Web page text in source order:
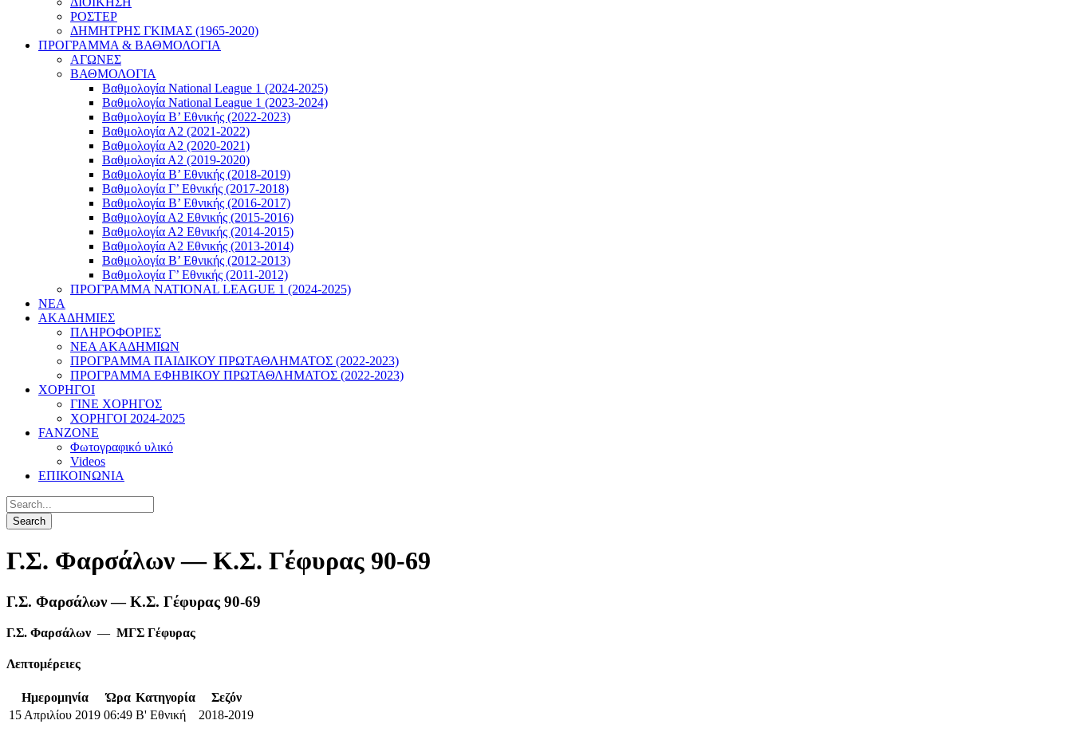
ΡΟΣΤΕΡ
ΔΗΜΗΤΡΗΣ ΓΚΙΜΑΣ (1965-2020)
ΠΡΟΓΡΑΜΜΑ & ΒΑΘΜΟΛΟΓΙΑ
ΑΓΩΝΕΣ
ΒΑΘΜΟΛΟΓΙΑ
Βαθμολογία National League 1 (2024-2025)
Βαθμολογία National League 1 (2023-2024)
Βαθμολογία Β’ Εθνικής (2022-2023)
Βαθμολογία Α2 (2021-2022)
Βαθμολογία Α2 (2020-2021)
Βαθμολογία Α2 (2019-2020)
Βαθμολογία B’ Εθνικής (2018-2019)
Βαθμολογία Γ’ Εθνικής (2017-2018)
Βαθμολογία Β’ Εθνικής (2016-2017)
Βαθμολογία Α2 Εθνικής (2015-2016)
Βαθμολογία Α2 Εθνικής (2014-2015)
Βαθμολογία Α2 Εθνικής (2013-2014)
Βαθμολογία Β’ Εθνικής (2012-2013)
Βαθμολογία Γ’ Εθνικής (2011-2012)
ΠΡΟΓΡΑΜΜΑ NATIONAL LEAGUE 1 (2024-2025)
ΝΕΑ
ΑΚΑΔΗΜΙΕΣ
ΠΛΗΡΟΦΟΡΙΕΣ
ΝΕΑ ΑΚΑΔΗΜΙΩΝ
ΠΡΟΓΡΑΜΜΑ ΠΑΙΔΙΚΟΥ ΠΡΩΤΑΘΛΗΜΑΤΟΣ (2022-2023)
ΠΡΟΓΡΑΜΜΑ ΕΦΗΒΙΚΟΥ ΠΡΩΤΑΘΛΗΜΑΤΟΣ (2022-2023)
ΧΟΡΗΓΟΙ
ΓΙΝΕ ΧΟΡΗΓΟΣ
ΧΟΡΗΓΟΙ 2024-2025
FANZONE
Φωτογραφικό υλικό
Videos
ΕΠΙΚΟΙΝΩΝΙΑ
Γ.Σ. Φαρσάλων — Κ.Σ. Γέφυρας 90-69
Γ.Σ. Φαρσάλων — Κ.Σ. Γέφυρας 90-69
Γ.Σ. Φαρσάλων — ΜΓΣ Γέφυρας
Λεπτομέρειες
Ημερομηνία Ώρα Κατηγορία
Σεζόν
15 Απριλίου 2019 06:49 Β' Εθνική 2018-2019